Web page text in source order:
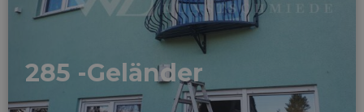
285 -Geländer